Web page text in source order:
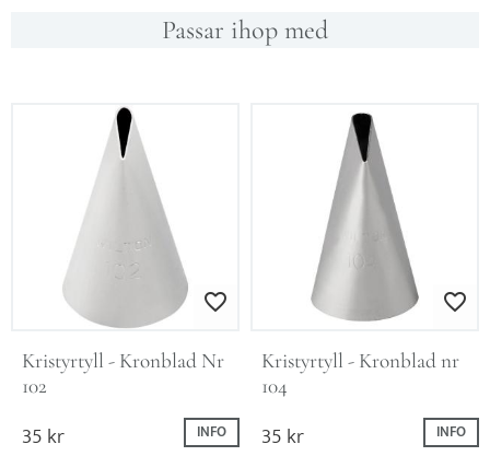
Passar ihop med
Lägg till i favoriter
Kristyrtyll - Kronblad Nr
102
35kr INFO
Lägg till i
Kristyrtyll - Kronblad nr
104
35kr INFO